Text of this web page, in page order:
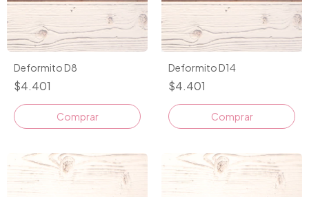
Deformito D8
$4.401
Comprar
Deformito D14
$4.401
Comprar